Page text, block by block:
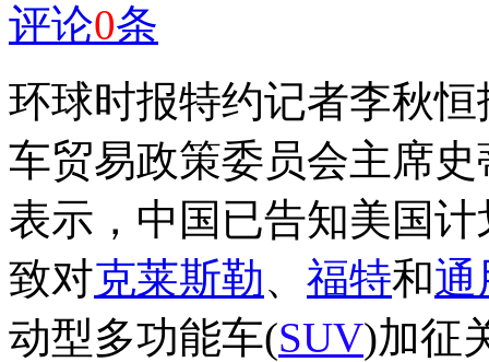
评论0条
环球时报特约记者李秋
车贸易政策委员会主席史
表示，中国已告知美国
致对克莱斯勒、 福特和通
动型多功能车(SUV)加征